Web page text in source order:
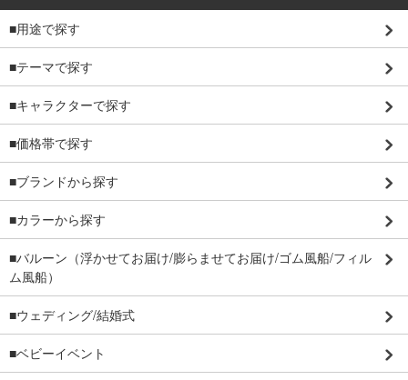
■用途で探す
■テーマで探す
■キャラクターで探す
■価格帯で探す
■ブランドから探す
■カラーから探す
■バルーン（浮かせてお届け/膨らませてお届け/ゴム風船/フィル
ム風船）
■ウェディング/結婚式
■ベビーイベント